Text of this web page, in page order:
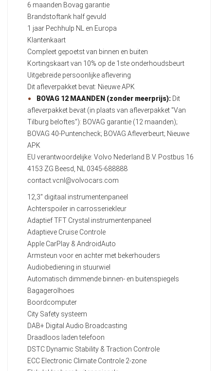
6 maanden Bovag garantie
Brandstoftank half gevuld
1 jaar Pechhulp NL en Europa
Klantenkaart
Compleet gepoetst van binnen en buiten
Kortingskaart van 10% op de 1ste onderhoudsbeurt
Uitgebreide persoonlijke aflevering
Dit afleverpakket bevat: Nieuwe APK
BOVAG 12 MAANDEN (zonder meerprijs): Dit
afleverpakket bevat (in plaats van afleverpakket "Van
Tilburg beloftes"): BOVAG garantie (12 maanden);
BOVAG 40-Puntencheck; BOVAG Afleverbeurt; Nieuwe
APK
EU verantwoordelijke: Volvo Nederland B.V. Postbus 16
4153 ZG Beesd, NL 0345-688888
contact.vcnl@volvocars.com
12,3" digitaal instrumentenpaneel
Achterspoiler in carrosseriekleur
Adaptief TFT Crystal instrumentenpaneel
Adaptieve Cruise Controle
Apple CarPlay & AndroidAuto
Armsteun voor en achter met bekerhouders
Audiobediening in stuurwiel
Automatisch dimmende binnen- en buitenspiegels
Bagagerolhoes
Boordcomputer
City Safety systeem
DAB+ Digital Audio Broadcasting
Draadloos laden telefoon
DSTC Dynamic Stability & Traction Controle
ECC Electronic Climate Controle 2-zone